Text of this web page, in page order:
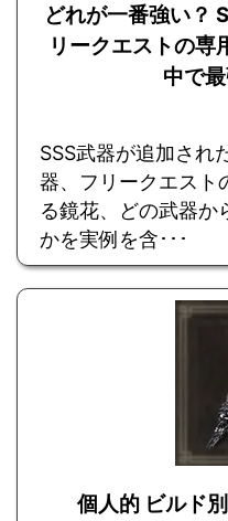
どれが一番強い？
リークエストの専
中で
SSS武器が追加され
器、フリークエスト
る鏡花、どの武器か
かを実例を含･･･
個人的 ビルド